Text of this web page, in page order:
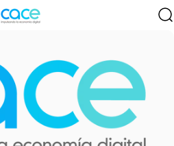
CACE | Cámara Argentina de